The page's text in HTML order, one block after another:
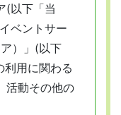
(以下「当
ベントサー
）」(以下
利用に関わる
活動その他の